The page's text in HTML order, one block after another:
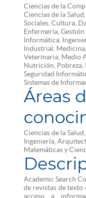
Ciencias de la
Ciencias de la
Sociales, Cultura,
Enfermería,
Informática,
Industrial,
Veterinaria, Medio
Nutrición, Pobreza,
Seguridad
Sistemas de
Áreas
Ciencias de la
Ingeniería,
Matemáticas y
Academic Search
de revistas de texto
acceso a